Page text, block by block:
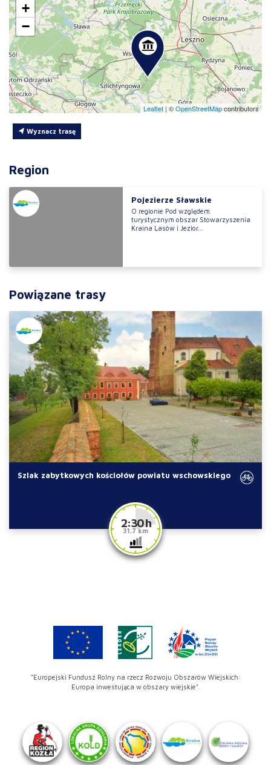
+
−
Leaflet | ©OpenStreetMapcontributors
Wyznacz trasę
Region
Pojezierze Sławskie
O regionie Pod względem
turystycznym obszar Stowarzyszenia
Kraina Lasów i Jezior...
Powiązane trasy
Szlak zabytkowych kościołów powiatu wschowskiego
2:30 h
31.7 km
"Europejski Fundusz Rolny na rzecz Rozwoju Obszarów Wiejskich:
Europa inwestująca w obszary wiejskie".